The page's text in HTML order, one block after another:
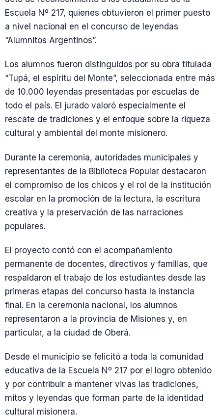
Escuela Nº 217, quienes obtuvieron el primer puesto
a nivel nacional en el concurso de leyendas
“Alumnitos Argentinos”.
Los alumnos fueron distinguidos por su obra titulada
“Tupá, el espíritu del Monte”, seleccionada entre más
de 10.000 leyendas presentadas por escuelas de
todo el país. El jurado valoró especialmente el
rescate de tradiciones y el enfoque sobre la riqueza
cultural y ambiental del monte misionero.
Durante la ceremonia, autoridades municipales y
representantes de la Biblioteca Popular destacaron
el compromiso de los chicos y el rol de la institución
escolar en la promoción de la lectura, la escritura
creativa y la preservación de las narraciones
populares.
El proyecto contó con el acompañamiento
permanente de docentes, directivos y familias, que
respaldaron el trabajo de los estudiantes desde las
primeras etapas del concurso hasta la instancia
final. En la ceremonia nacional, los alumnos
representaron a la provincia de Misiones y, en
particular, a la ciudad de Oberá.
Desde el municipio se felicitó a toda la comunidad
educativa de la Escuela Nº 217 por el logro obtenido
y por contribuir a mantener vivas las tradiciones,
mitos y leyendas que forman parte de la identidad
cultural misionera.